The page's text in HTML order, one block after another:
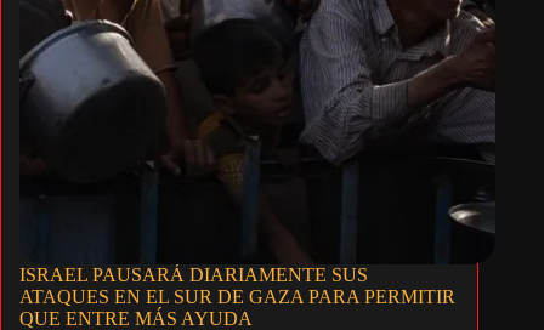
ISRAEL PAUSARÁ DIARIAMENTE SUS
ATAQUES EN EL SUR DE GAZA PARA PERMITIR
QUE ENTRE MÁS AYUDA